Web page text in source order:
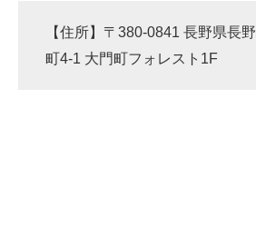
【住所】〒380-0841 長野県長
町4-1 大門町フォレスト1F